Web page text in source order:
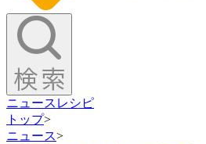
ニュース レシピ
トップ>
ニュース>